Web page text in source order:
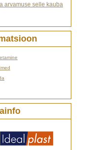
arvamuse selle kauba